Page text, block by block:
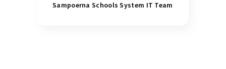
Sampoerna Schools System IT Team